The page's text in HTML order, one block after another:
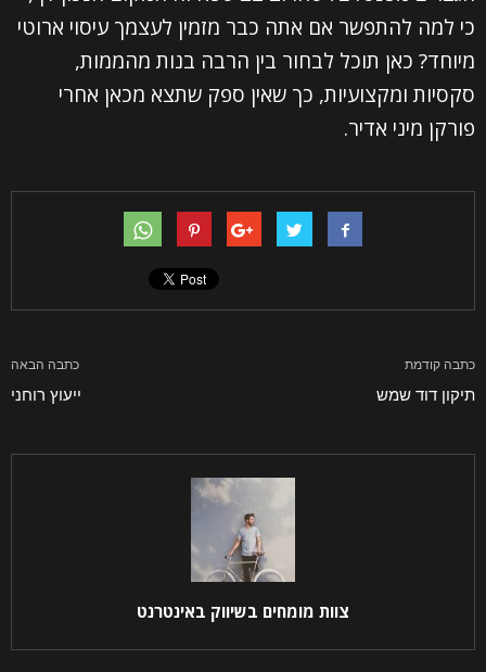
כי למה להתפשר אם אתה כבר מזמין לעצמך עיסוי ארוטי
מיוחד? כאן תוכל לבחור בין הרבה בנות מהממות,
סקסיות ומקצועיות, כך שאין ספק שתצא מכאן אחרי
פורקן מיני אדיר.
כתבה קודמת
תיקון דוד שמש
כתבה הבאה
ייעוץ רוחני
צוות מומחים בשיווק באינטרנט
האימייל שלך (חובה)
הטלפון שלך (חובה)
ההודעה שלך